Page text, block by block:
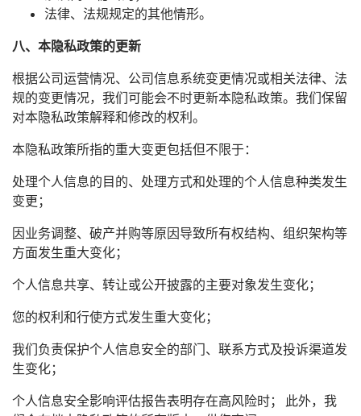
法律、法规规定的其他情形。
八、本隐私政策的更新
根据公司运营情况、公司信息系统变更情况或相关法律、法
规的变更情况，我们可能会不时更新本隐私政策。我们保留
对本隐私政策解释和修改的权利。
本隐私政策所指的重大变更包括但不限于：
处理个人信息的目的、处理方式和处理的个人信息种类发生
变更；
因业务调整、破产并购等原因导致所有权结构、组织架构等
方面发生重大变化；
个人信息共享、转让或公开披露的主要对象发生变化；
您的权利和行使方式发生重大变化；
我们负责保护个人信息安全的部门、联系方式及投诉渠道发
生变化；
个人信息安全影响评估报告表明存在高风险时； 此外，我